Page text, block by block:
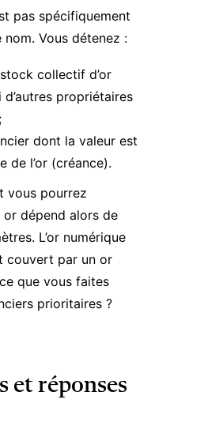
pas spécifiquement
Vous détenez :
collectif d’or
propriétaires
dont la valeur est
de l’or (créance).
vous pourrez
dépend alors de
L’or numérique
couvert par un or
que vous faites
prioritaires ?
et réponses